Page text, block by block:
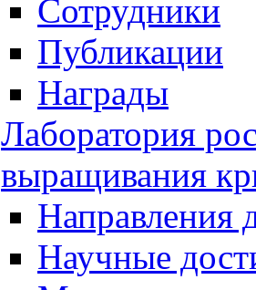
Сотрудники
Публикации
Награды
Лаборатория
выращивания
Направления
Научные